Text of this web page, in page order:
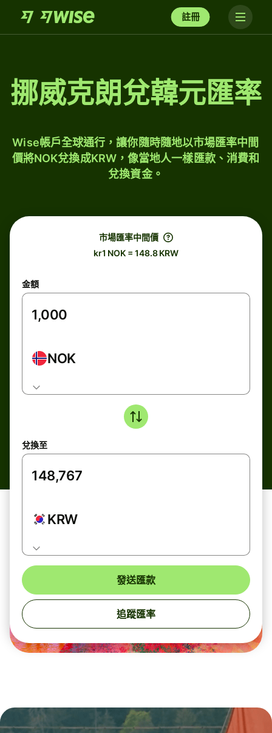
註冊
挪威克朗兌韓元匯率
Wise帳戶全球通行，讓你隨時隨地以市場匯率中間
價將NOK兌換成KRW，像當地人一樣匯款、消費和
兌換資金。
市場匯率中間價
kr1 NOK = 148.8 KRW
金額
NOK
兌換至
KRW
發送匯款
追蹤匯率